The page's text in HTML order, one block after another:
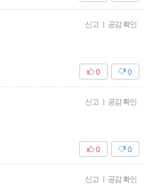
신고 | 공감 확인
0
0
신고 | 공감 확인
0
0
신고 | 공감 확인